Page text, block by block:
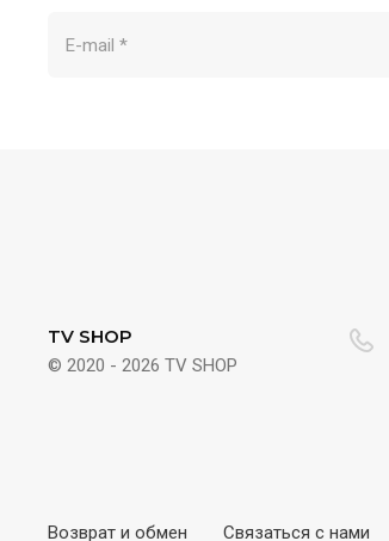
TV SHOP
© 2020 - 2026 TV SHOP
Возврат и обмен Связаться с нами